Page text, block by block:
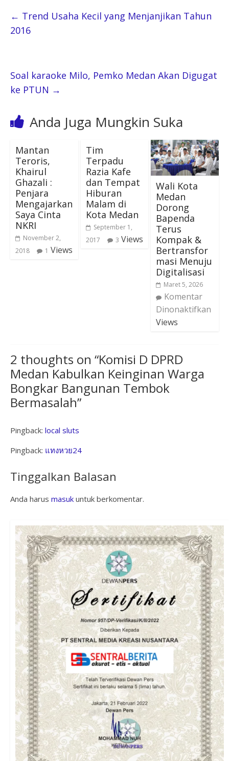
← Trend Usaha Kecil yang Menjanjikan Tahun
2016
Soal karaoke Milo, Pemko Medan Akan Digugat
ke PTUN →
Anda Juga Mungkin Suka
Mantan
Teroris,
Khairul
Ghazali :
Penjara
Mengajarkan
Saya Cinta
NKRI
November 2,
2018
1 Views
Tim
Terpadu
Razia Kafe
dan Tempat
Hiburan
Malam di
Kota Medan
September 1,
2017
3 Views
Wali Kota
Medan
Dorong
Bapenda
Terus
Kompak &
Bertransfor
masi Menuju
Digitalisasi
Maret 5, 2026
Komentar
Dinonaktifkan
Views
2 thoughts on “Komisi D DPRD
Medan Kabulkan Keinginan Warga
Bongkar Bangunan Tembok
Bermasalah”
Pingback: local sluts
Pingback: แทงหวย24
Tinggalkan Balasan
Anda harus masukuntuk berkomentar.